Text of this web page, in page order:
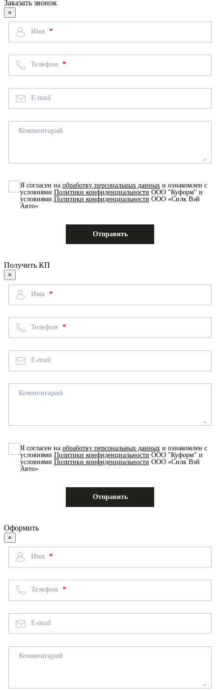
Заказать звонок
×
Имя
Телефон
E-mail
Комментарий
Я согласен на обработку персональных данныхи ознакомлен с
условиями Политики конфиденциальности ООО "Куформ" и
условиями Политики конфиденциальности ООО «Силк Вэй
Авто»
Получить КП
×
Имя
Телефон
E-mail
Комментарий
Я согласен на обработку персональных данныхи ознакомлен с
условиями Политики конфиденциальности ООО "Куформ" и
условиями Политики конфиденциальности ООО «Силк Вэй
Авто»
Оформить
×
Имя
Телефон
E-mail
Комментарий